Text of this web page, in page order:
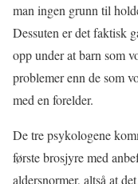
man ingen grunn til
Dessuten er det faktisk
opp under at barn som
problemer enn de som
med en forelder.
De tre psykologene
første brosjyre med
aldersnormer, altså at